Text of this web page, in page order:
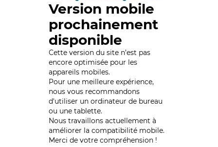
Version mobile
prochainement
disponible
Cette version du site n’est pas
encore optimisée pour les
appareils mobiles.
Pour une meilleure expérience,
nous vous recommandons
d'utiliser un ordinateur de bureau
ou une tablette.
Nous travaillons actuellement à
améliorer la compatibilité mobile.
Merci de votre compréhension !